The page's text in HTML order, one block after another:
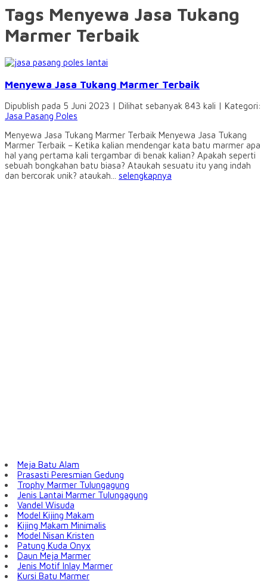
Tags Menyewa Jasa Tukang
Marmer Terbaik
Menyewa Jasa Tukang Marmer Terbaik
Dipublish pada 5 Juni 2023 | Dilihat sebanyak 843 kali | Kategori:
Jasa Pasang Poles
Menyewa Jasa Tukang Marmer Terbaik Menyewa Jasa Tukang
Marmer Terbaik – Ketika kalian mendengar kata batu marmer apa
hal yang pertama kali tergambar di benak kalian? Apakah seperti
sebuah bongkahan batu biasa? Ataukah sesuatu itu yang indah
dan bercorak unik? ataukah... selengkapnya
Meja Batu Alam
Prasasti Peresmian Gedung
Trophy Marmer Tulungagung
Jenis Lantai Marmer Tulungagung
Vandel Wisuda
Model Kijing Makam
Kijing Makam Minimalis
Model Nisan Kristen
Patung Kuda Onyx
Daun Meja Marmer
Jenis Motif Inlay Marmer
Kursi Batu Marmer